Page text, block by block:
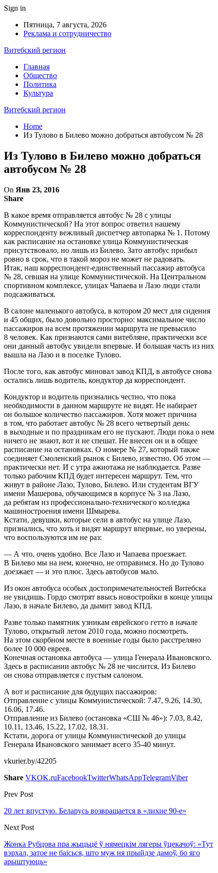
Sign in
Пятница, 7 августа, 2026
Реклама и сотрудничество
Витебский регион
Главная
Общество
Политика
Культура
Витебский регион
Home
Из Тулово в Билево можно добраться автобусом № 28
Из Тулово в Билево можно добраться
автобусом № 28
On Янв 23, 2016
Share
В какое время отправляется автобус № 28 с улицы
Коммунистической? На этот вопрос ответил нашему
корреспонденту вежливый диспетчер автопарка № 1. Потому
как расписание на остановке улица Коммунистическая
присутствовало, но лишь из Билево. Зато автобус прибыл
ровно в срок, что в такой мороз не может не радовать.
Итак, наш корреспондент-единственный пассажир автобуса
№ 28, севшая на улице Коммунистической. На Центральном
спортивном комплексе, улицах Чапаева и Лазо люди стали
подсаживаться.
В салоне маленького автобуса, в котором 20 мест для сидения
и 45 общих, было довольно просторно: максимальное число
пассажиров на всем протяжении маршрута не превысило
8 человек. Как признаются сами витебляне, практически все
они данный автобус увидели впервые. И большая часть из них
вышла на Лазо и в поселке Тулово.
После того, как автобус миновал завод КПД, в автобусе снова
остались лишь водитель, кондуктор да корреспондент.
Кондуктор и водитель признались честно, что пока
необходимости в данном маршруте не видят. Не набирает
он большое количество пассажиров. Хотя может причина
в том, что работает автобус № 28 всего четвертый день:
в выходные и по праздникам его не пускают. Люди пока о нем
ничего не знают, вот и не спешат. Не внесен он и в общее
расписание на остановках. О номере № 27, который также
соединяет Смоленский рынок с Билево, известно. Об этом —
практически нет. И с утра ажиотажа не наблюдается. Разве
только рабочим КПД будет интересен маршрут. Тем, что
живут в районе Лазо, Тулово, Билево. Или студентам ВГУ
имени Машерова, обучающимся в корпусе № 3 на Лазо,
да ребятам из профессионально-технического колледжа
машиностроения имени Шмырева.
Кстати, девушки, которые сели в автобус на улице Лазо,
признались, что хоть и видят маршрут впервые, но уверены,
что воспользуются им не раз:
— А что, очень удобно. Все Лазо и Чапаева проезжает.
В Билево мы на нем, конечно, не отправимся. Но до Тулово
доезжает — и это плюс. Здесь автобусов мало.
Из окон автобуса особых достопримечательностей Витебска
не увидишь. Гордо смотрят ввысь новостройки в конце улицы
Лазо, в начале Билево, да дымит завод КПД.
Разве только памятник узникам еврейского гетто в начале
Тулово, открытый летом 2010 года, можно посмотреть.
На этом скорбном месте в военные годы было расстреляно
более 10 000 евреев.
Конечная остановка автобуса — улица Генерала Ивановского.
Здесь в расписании автобус № 28 не числится. Из Билево
он снова отправляется с пустым салоном.
А вот и расписание для будущих пассажиров:
Отправление с улицы Коммунистической: 7.47, 9.26, 14.30,
16.06, 17.46.
Отправление из Билево (остановка «СШ № 46»): 7.03, 8.42,
10.11, 13.46, 15.22, 17.02, 18.31.
Кстати, дорога от улицы Коммунистической до улицы
Генерала Ивановского занимает всего 35-40 минут.
vkurier.by/42205
Share VKOK.ruFacebookTwitterWhatsAppTelegramViber
Prev Post
20 лет впустую. Беларусь возвращается в «лихие 90-е»
Next Post
Жонка Рубцова пра жыцьцё ў нямецкім лягеры ўцекачоў: «Тут
вэрхал, затое не баісься, што муж ня прыйдзе дамоў, бо яго
арыштуюць»